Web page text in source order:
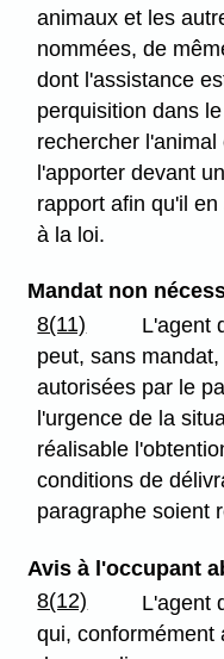
animaux et les
nommées, de
dont l'assistance
perquisition dans
rechercher
l'apporter devant
rapport afin qu'il
à la loi.
Mandat non
8(11)
L'agent
peut, sans
autorisées par le
l'urgence de la
réalisable
conditions de
paragraphe soient
Avis à l'occupant
8(12)
L'agent
qui, conformément